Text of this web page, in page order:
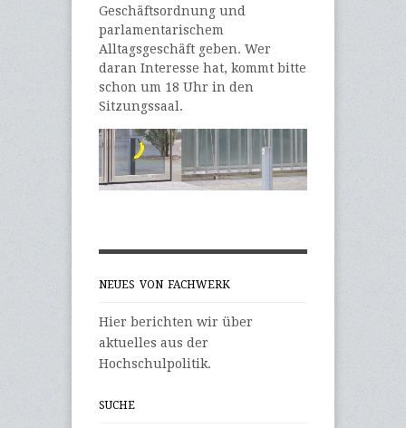
Geschäftsordnung und
parlamentarischem
Alltagsgeschäft geben. Wer
daran Interesse hat, kommt bitte
schon um 18 Uhr in den
Sitzungssaal.
NEUES VON FACHWERK
Hier berichten wir über
aktuelles aus der
Hochschulpolitik.
SUCHE